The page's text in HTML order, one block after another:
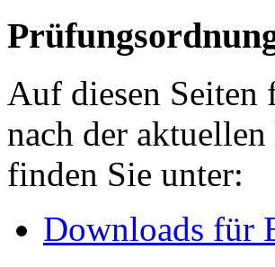
Auf diesen Seiten
nach der
finden Sie unter:
Downloads für